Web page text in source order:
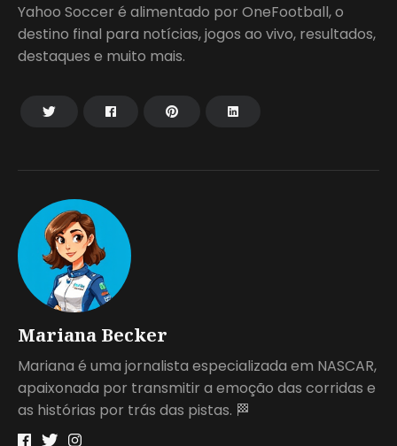
Mariana Becker
Mariana é uma jornalista especializada em NASCAR,
apaixonada por transmitir a emoção das corridas e
as histórias por trás das pistas. 🏁
Yahoo Soccer é alimentado por OneFootball, o
destino final para notícias, jogos ao vivo, resultados,
destaques e muito mais.